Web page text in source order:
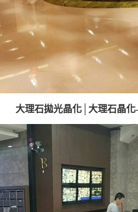
大理石拋光晶化│大理石晶化